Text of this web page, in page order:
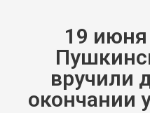
19
вручили
окончании